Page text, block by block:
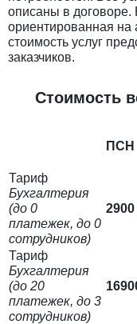
описаны в
ориентированная на
стоимость услуг
заказчиков.
Стоимость
ПСН
Тариф
Бухгалтерия
(до 0
платежек, до 0
сотрудников)
Тариф
Бухгалтерия
(до 20
платежек, до 3
сотрудников)